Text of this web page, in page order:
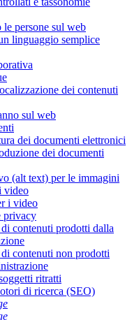
persone sul web
linguaggio semplice
dei contenuti
sul web
dei documenti elettronici
dei documenti
(alt text) per le immagini
video
i video
privacy
contenuti prodotti dalla
contenuti non prodotti
ritratti
di ricerca (SEO)